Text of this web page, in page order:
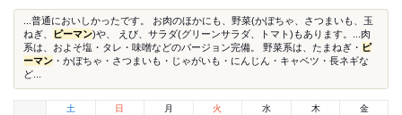
...普通においしかったです。 お肉のほかにも、野菜(かぼちゃ、さつまいも、玉
ねぎ、
ピーマン)や、 えび、サラダ(グリーンサラダ、トマト)もあります。...肉
系は、およそ塩・タレ・味噌などのバージョン完備。 野菜系は、たまねぎ・ ピ
ーマン ・かぼちゃ・さつまいも・じゃがいも・にんじん・キャベツ・長ネギな
ど...
土
日 月 火 水 木 金